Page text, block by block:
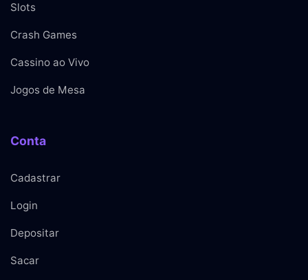
Slots
Crash Games
Cassino ao Vivo
Jogos de Mesa
Conta
Cadastrar
Login
Depositar
Sacar